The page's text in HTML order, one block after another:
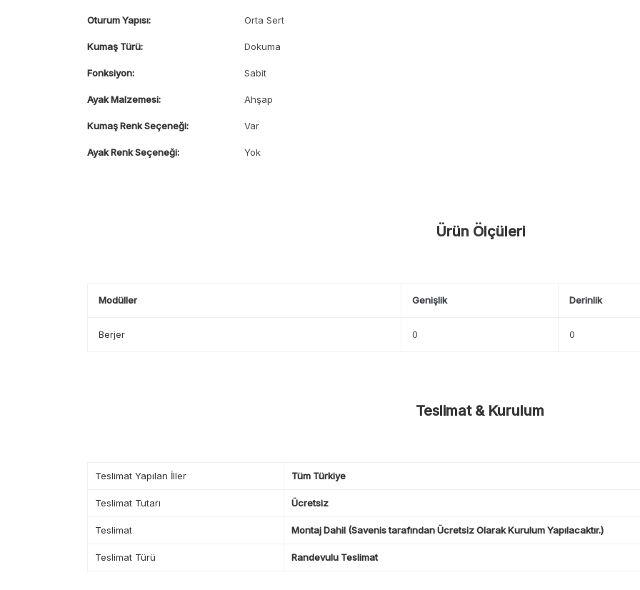
Oturum Yapısı: Orta Sert
Kumaş Türü: Dokuma
Fonksiyon: Sabit
Ayak Malzemesi: Ahşap
Kumaş Renk Seçeneği: Var
Ayak Renk Seçeneği: Yok
Ürün Ölçüleri
Modüller Genişlik Derinlik
Berjer 0 0
Teslimat & Kurulum
Teslimat Yapılan İller Tüm Türkiye
Teslimat Tutarı Ücretsiz
Teslimat Montaj Dahil (Savenis tarafından Ücretsiz Olarak Kurulum Yapılacaktır.)
Teslimat Türü Randevulu Teslimat